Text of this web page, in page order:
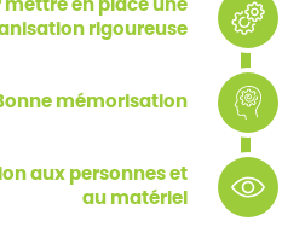
mettre en place une
rigoureuse
mémorisation
aux personnes et
au matériel